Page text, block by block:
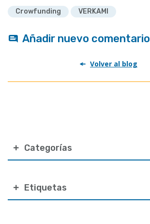
Categorías
Etiquetas
Crowfunding VERKAMI
Añadir nuevo comentario
Volver al blog